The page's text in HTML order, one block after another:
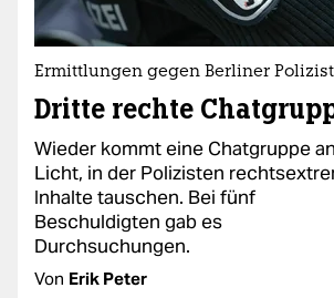
Ermittlungen gegen Berliner
Dritte rechte
Wieder kommt eine Chatgruppe
Licht, in der Polizisten
Inhalte tauschen. Bei fünf
Beschuldigten gab es
Durchsuchungen.
Von Erik Peter